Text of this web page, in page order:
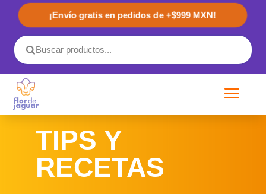
¡Envío gratis en pedidos de +$999 MXN!
a
TIPS Y
RECETAS